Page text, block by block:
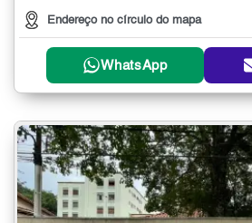
Endereço no círculo do mapa
WhatsApp